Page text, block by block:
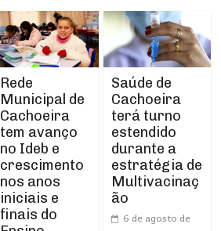
Rede
Municipal de
Cachoeira
tem avanço
no Ideb e
crescimento
nos anos
iniciais e
finais do
Saúde de
Cachoeira
terá turno
estendido
durante a
estratégia de
Multivacinaç
ão
6 de agosto de